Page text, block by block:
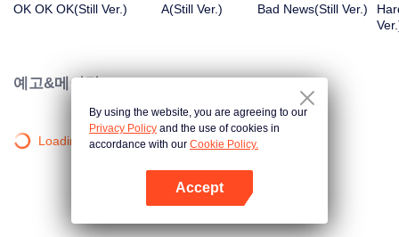
OK OK OK(Still Ver.) A(Still Ver.) Bad News(Still Ver.)
예고&메이킹
Loading…
By using the website, you are agreeing to our
Privacy Policy and the use of cookies in
accordance with our Cookie Policy.
Accept